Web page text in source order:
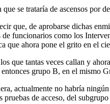
que se trataría de ascensos por
que, de aprobarse dichas
de funcionarios como los
que ahora pone el grito en el
que tantas veces callan y
entonces grupo B, en el mismo
actualmente no habría
pruebas de acceso, del